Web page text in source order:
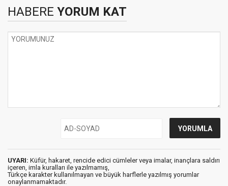
HABERE YORUM KAT
UYARI: Küfür, hakaret, rencide edici cümleler veya imalar, inançlara saldırı
içeren, imla kuralları ile yazılmamış,
Türkçe karakter kullanılmayan ve büyük harflerle yazılmış yorumlar
onaylanmamaktadır.